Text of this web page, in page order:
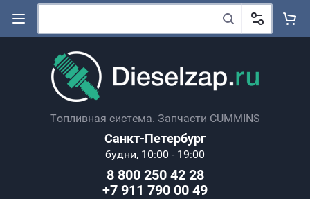
Топливная система. Запчасти CUMMINS
Санкт-Петербург
будни, 10:00 - 19:00
8 800 250 42 28
+7 911 790 00 49